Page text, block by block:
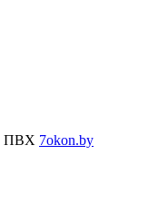
ПВХ 7okon.by